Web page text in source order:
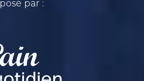
par :